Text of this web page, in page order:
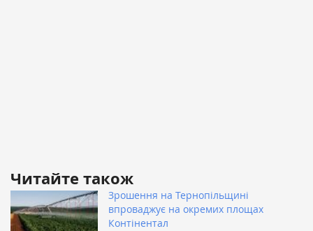
Читайте також
Зрошення на Тернопільщині
впроваджує на окремих площах
Контінентал